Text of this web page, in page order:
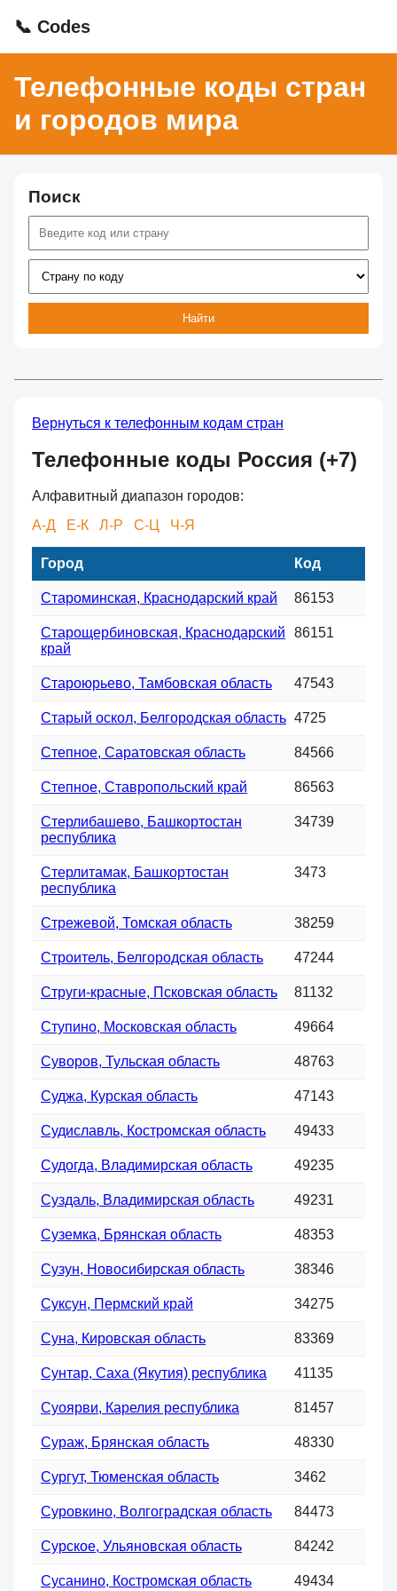
📞 Codes
Телефонные коды стран
и городов мира
Поиск
Найти
Вернуться к телефонным кодам стран
Телефонные коды Россия (+7)
Алфавитный диапазон городов:
А-Д
Е-К Л-Р С-Ц Ч-Я
Город Код
Староминская, Краснодарский край 86153
Старощербиновская, Краснодарский
край
86151
Староюрьево, Тамбовская область 47543
Старый оскол, Белгородская область 4725
Степное, Саратовская область 84566
Степное, Ставропольский край 86563
Стерлибашево, Башкортостан
республика
34739
Стерлитамак, Башкортостан
республика
3473
Стрежевой, Томская область 38259
Строитель, Белгородская область 47244
Струги-красные, Псковская область 81132
Ступино, Московская область 49664
Суворов, Тульская область 48763
Суджа, Курская область 47143
Судиславль, Костромская область 49433
Судогда, Владимирская область 49235
Суздаль, Владимирская область 49231
Суземка, Брянская область 48353
Сузун, Новосибирская область 38346
Суксун, Пермский край 34275
Суна, Кировская область 83369
Сунтар, Саха (Якутия) республика 41135
Суоярви, Карелия республика 81457
Сураж, Брянская область 48330
Сургут, Тюменская область 3462
Суровкино, Волгоградская область 84473
Сурское, Ульяновская область 84242
Сусанино, Костромская область 49434